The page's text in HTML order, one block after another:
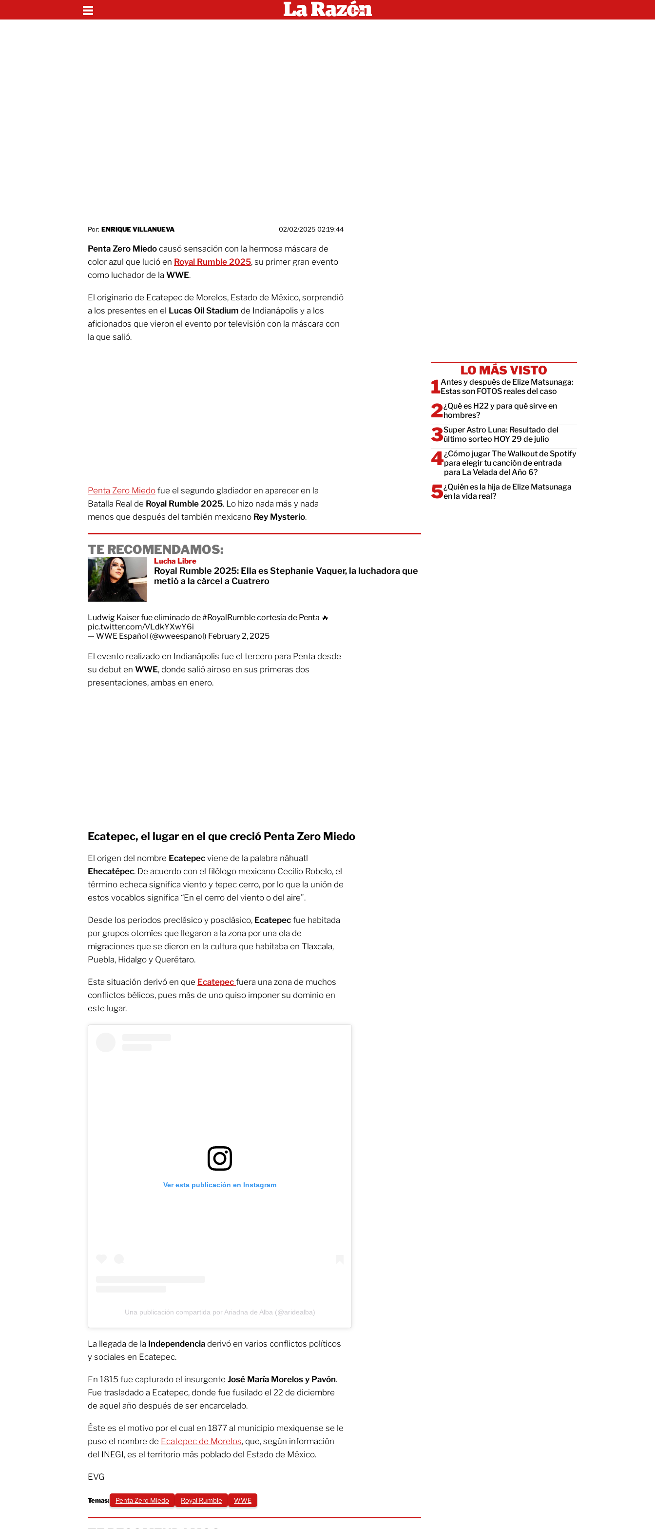
Por: ENRIQUE VILLANUEVA 02/02/2025 02:19:44
Penta Zero Miedo causó sensación con la hermosa máscara de
color azul que lució en Royal Rumble 2025, su primer gran evento
como luchador de la WWE.
El originario de Ecatepec de Morelos, Estado de México, sorprendió
a los presentes en el Lucas Oil Stadium de Indianápolis y a los
aficionados que vieron el evento por televisión con la máscara con
la que salió.
Penta Zero Miedo fue el segundo gladiador en aparecer en la
Batalla Real de Royal Rumble 2025. Lo hizo nada más y nada
menos que después del también mexicano Rey Mysterio.
TE RECOMENDAMOS:
Lucha Libre
Royal Rumble 2025: Ella es Stephanie Vaquer, la luchadora que
metió a la cárcel a Cuatrero
Ludwig Kaiser fue eliminado de#RoyalRumblecortesía de Penta 🔥
pic.twitter.com/VLdkYXwY6i
— WWE Español (@wweespanol) February 2, 2025
El evento realizado en Indianápolis fue el tercero para Penta desde
su debut en WWE, donde salió airoso en sus primeras dos
presentaciones, ambas en enero.
Ecatepec, el lugar en el que creció Penta Zero Miedo
El origen del nombre Ecatepec viene de la palabra náhuatl
Ehecatépec. De acuerdo con el filólogo mexicano Cecilio Robelo, el
término echeca significa viento y tepec cerro, por lo que la unión de
estos vocablos significa “En el cerro del viento o del aire”.
Desde los periodos preclásico y posclásico, Ecatepec fue habitada
por grupos otomíes que llegaron a la zona por una ola de
migraciones que se dieron en la cultura que habitaba en Tlaxcala,
Puebla, Hidalgo y Querétaro.
Esta situación derivó en que Ecatepec fuera una zona de muchos
conflictos bélicos, pues más de uno quiso imponer su dominio en
este lugar.
Ver esta publicación en Instagram
Una publicación compartida por Ariadna de Alba (@aridealba)
La llegada de la Independencia derivó en varios conflictos políticos
y sociales en Ecatepec.
En 1815 fue capturado el insurgente José María Morelos y Pavón.
Fue trasladado a Ecatepec, donde fue fusilado el 22 de diciembre
de aquel año después de ser encarcelado.
Éste es el motivo por el cual en 1877 al municipio mexiquense se le
puso el nombre de Ecatepec de Morelos, que, según información
del INEGI, es el territorio más poblado del Estado de México.
EVG
Temas: Penta Zero Miedo Royal Rumble WWE
LO MÁS VISTO
Antes y después de Elize Matsunaga:
Estas son FOTOS reales del caso
¿Qué es H22 y para qué sirve en
hombres?
Super Astro Luna: Resultado del
último sorteo HOY 29 de julio
¿Cómo jugar The Walkout de Spotify
para elegir tu canción de entrada
para La Velada del Año 6?
¿Quién es la hija de Elize Matsunaga
en la vida real?